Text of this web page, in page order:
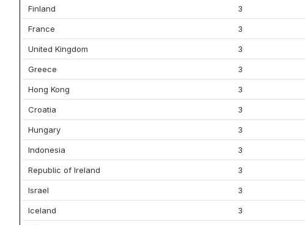
Finland 3
France 3
United Kingdom 3
Greece 3
Hong Kong 3
Croatia 3
Hungary 3
Indonesia 3
Republic of Ireland 3
Israel 3
Iceland 3